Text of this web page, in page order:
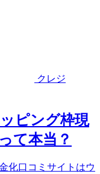
クレジ
ピング枠現
て本当？
化口コミサイトはウ